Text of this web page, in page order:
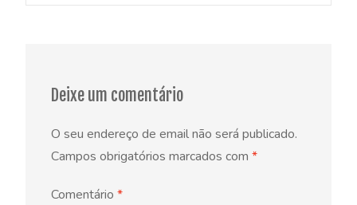
Deixe um comentário
O seu endereço de email não será publicado.
Campos obrigatórios marcados com *
Comentário *